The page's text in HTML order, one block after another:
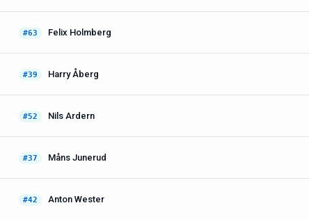
#63 Felix Holmberg
#39 Harry Åberg
#52 Nils Ardern
#37 Måns Junerud
#42 Anton Wester